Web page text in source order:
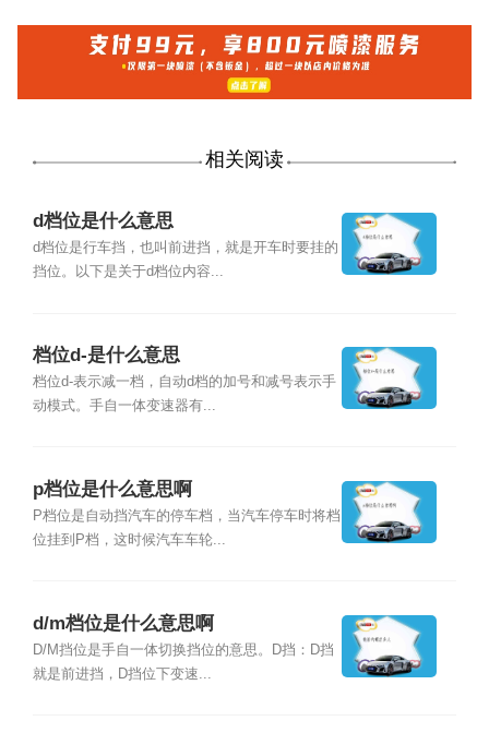
相关阅读
d档位是什么意思
d档位是行车挡，也叫前进挡，就是开车时要挂的
挡位。以下是关于d档位内容...
档位d-是什么意思
档位d-表示减一档，自动d档的加号和减号表示手
动模式。手自一体变速器有...
p档位是什么意思啊
P档位是自动挡汽车的停车档，当汽车停车时将档
位挂到P档，这时候汽车车轮...
d/m档位是什么意思啊
D/M挡位是手自一体切换挡位的意思。D挡：D挡
就是前进挡，D挡位下变速...